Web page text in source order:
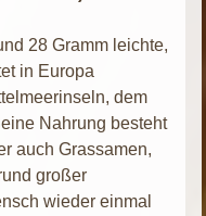
28 Gramm leichte,
in Europa
dem
Nahrung besteht
auch Grassamen,
großer
wieder einmal